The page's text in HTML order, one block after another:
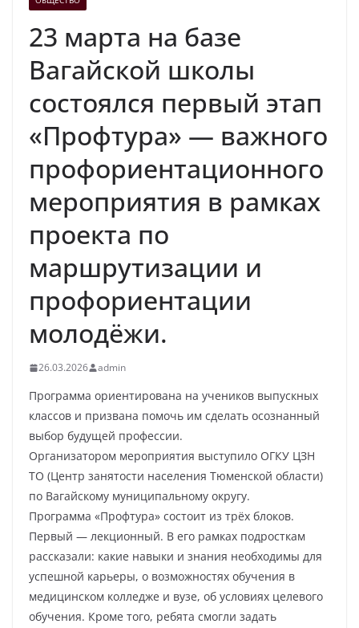
23 марта на базе
Вагайской школы
состоялся первый этап
«Профтура» — важного
профориентационного
мероприятия в рамках
проекта по
маршрутизации и
профориентации
молодёжи.
26.03.2026 admin
Программа ориентирована на учеников выпускных
классов и призвана помочь им сделать осознанный
выбор будущей профессии.
Организатором мероприятия выступило ОГКУ ЦЗН
ТО (Центр занятости населения Тюменской области)
по Вагайскому муниципальному округу.
Программа «Профтура» состоит из трёх блоков.
Первый — лекционный. В его рамках подросткам
рассказали: какие навыки и знания необходимы для
успешной карьеры, о возможностях обучения в
медицинском колледже и вузе, об условиях целевого
обучения. Кроме того, ребята смогли задать